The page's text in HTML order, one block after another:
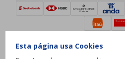
Esta página usa Cookies